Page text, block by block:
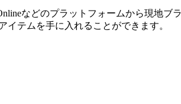
などのプラットフォームから現地
テムを手に入れることができます。